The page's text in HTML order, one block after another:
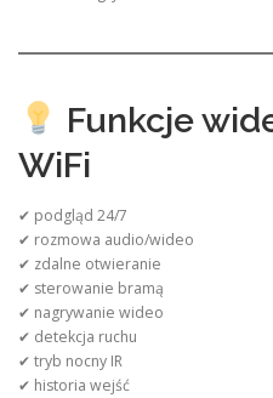
Funkcje
WiFi
✔ podgląd 24/7
✔ rozmowa audio/wideo
✔ zdalne otwieranie
✔ sterowanie bramą
✔ nagrywanie wideo
✔ detekcja ruchu
✔ tryb nocny IR
✔ historia wejść